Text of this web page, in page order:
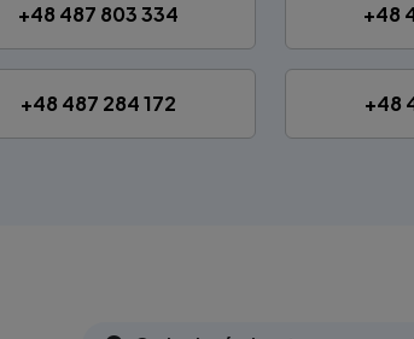
+48 487 803 334 +48
+48 487 284 172 +48